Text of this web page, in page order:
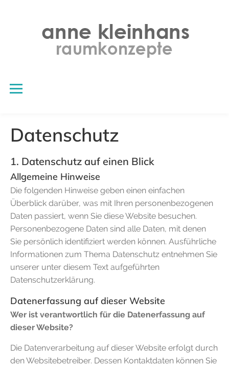
Datenschutz
1. Datenschutz auf einen Blick
Allgemeine Hinweise
Die folgenden Hinweise geben einen einfachen
Überblick darüber, was mit Ihren personenbezogenen
Daten passiert, wenn Sie diese Website besuchen.
Personenbezogene Daten sind alle Daten, mit denen
Sie persönlich identifiziert werden können. Ausführliche
Informationen zum Thema Datenschutz entnehmen Sie
unserer unter diesem Text aufgeführten
Datenschutzerklärung.
Datenerfassung auf dieser Website
Wer ist verantwortlich für die Datenerfassung auf
dieser Website?
Die Datenverarbeitung auf dieser Website erfolgt durch
den Websitebetreiber. Dessen Kontaktdaten können Sie